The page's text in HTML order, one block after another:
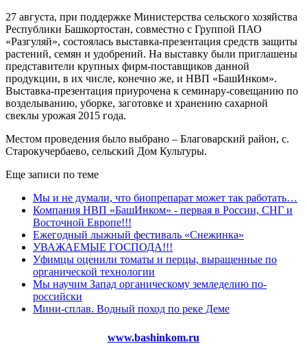
27 августа, при поддержке Министерства сельского хозяйства
Республики Башкортостан, совместно с Группой ПАО
«Разгуляй», состоялась выставка-презентация средств защиты
растений, семян и удобрений. На выставку были приглашены
представители крупных фирм-поставщиков данной
продукции, в их числе, конечно же, и НВП «БашИнком».
Выставка-презентация приурочена к семинару-совещанию по
возделыванию, уборке, заготовке и хранению сахарной
свеклы урожая 2015 года.
Местом проведения было выбрано – Благоварский район, с.
Старокучербаево, сельский Дом Культуры.
Еще записи по теме
Мы и не думали, что биопрепарат может так работать…
Компания НВП «БашИнком» - первая в России, СНГ и
Восточной Европе!!!
Ежегодный лыжный фестиваль «Снежинка»
УВАЖАЕМЫЕ ГОСПОДА!!!
Уфимцы оценили томаты и перцы, выращенные по
органической технологии
Мы научим Запад органическому земледелию по-
российски
Мини-сплав. Водный поход по реке Деме
www.bashinkom.ru